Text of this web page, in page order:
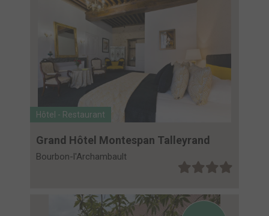
Hôtel - Restaurant
Grand Hôtel Montespan Talleyrand
Bourbon-l'Archambault